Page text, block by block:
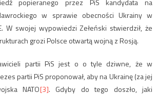
popieranego przez PiS kandydata na
w sprawie obecności Ukrainy w
W swojej wypowiedzi Zełeński stwierdził, że
grozi Polsce otwartą wojną z Rosją.
partii PiS jest o o tyle dziwne, że w
partii PiS proponował, aby na Ukrainę (za jej
NATO[3]. Gdyby do tego doszło, jaki